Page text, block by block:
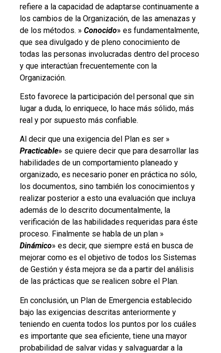
refiere a la capacidad de adaptarse continuamente a
los cambios de la Organización, de las amenazas y
de los métodos. » Conocido» es fundamentalmente,
que sea divulgado y de pleno conocimiento de
todas las personas involucradas dentro del proceso
y que interactúan frecuentemente con la
Organización.
Esto favorece la participación del personal que sin
lugar a duda, lo enriquece, lo hace más sólido, más
real y por supuesto más confiable.
Al decir que una exigencia del Plan es ser »
Practicable» se quiere decir que para desarrollar las
habilidades de un comportamiento planeado y
organizado, es necesario poner en práctica no sólo,
los documentos, sino también los conocimientos y
realizar posterior a esto una evaluación que incluya
además de lo descrito documentalmente, la
verificación de las habilidades requeridas para éste
proceso. Finalmente se habla de un plan »
Dinámico» es decir, que siempre está en busca de
mejorar como es el objetivo de todos los Sistemas
de Gestión y ésta mejora se da a partir del análisis
de las prácticas que se realicen sobre el Plan.
En conclusión, un Plan de Emergencia establecido
bajo las exigencias descritas anteriormente y
teniendo en cuenta todos los puntos por los cuáles
es importante que sea eficiente, tiene una mayor
probabilidad de salvar vidas y salvaguardar a la